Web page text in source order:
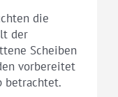
die
der
Scheiben
vorbereitet
betrachtet.